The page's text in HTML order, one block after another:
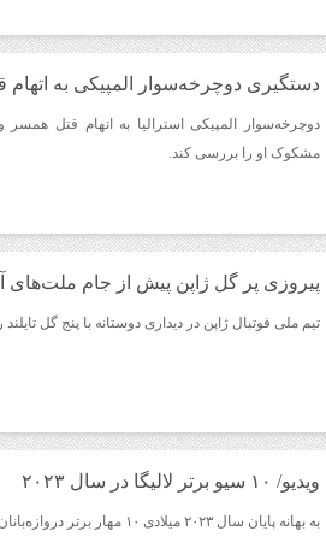
دستگیری دوچرخه‌سوار المپیکی به
دوچرخه‌سوار المپیکی استرالیا به اتهام قتل
مشکوک او را بررسی کند.
پیروزی پر گل ژاپن پیش از جام ملت‌های
تیم ملی فوتبال ژاپن در دیداری دوستانه با پنج گل تایلند
ویدیو/ ۱۰ سیو برتر لالیگا در سال ۲۰۲۳
به بهانه پایان سال ۲۰۲۳ میلادی ۱۰ مهار برتر دروازه‌بانان لالیگا در این سال را تماشا می‌کنید: